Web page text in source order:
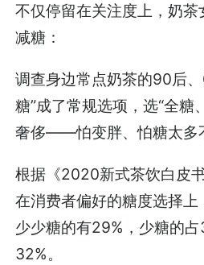
不仅停留在关注度上，奶
减糖：
调查身边常点奶茶的90后
糖”成了常规选项，选“全糖
奢侈——怕变胖、怕糖太多
根据《2020新式茶饮白皮
在消费者偏好的糖度选择
少少糖的有29%，少糖的
32%。